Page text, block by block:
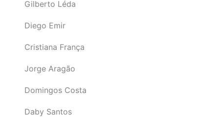
Gilberto Léda
Diego Emir
Cristiana França
Jorge Aragão
Domingos Costa
Daby Santos